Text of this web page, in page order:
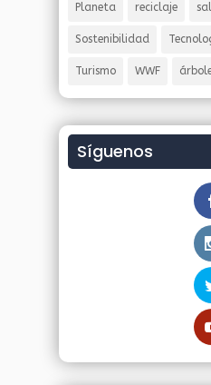
Planeta reciclaje
Sostenibilidad
Turismo WWF
Síguenos